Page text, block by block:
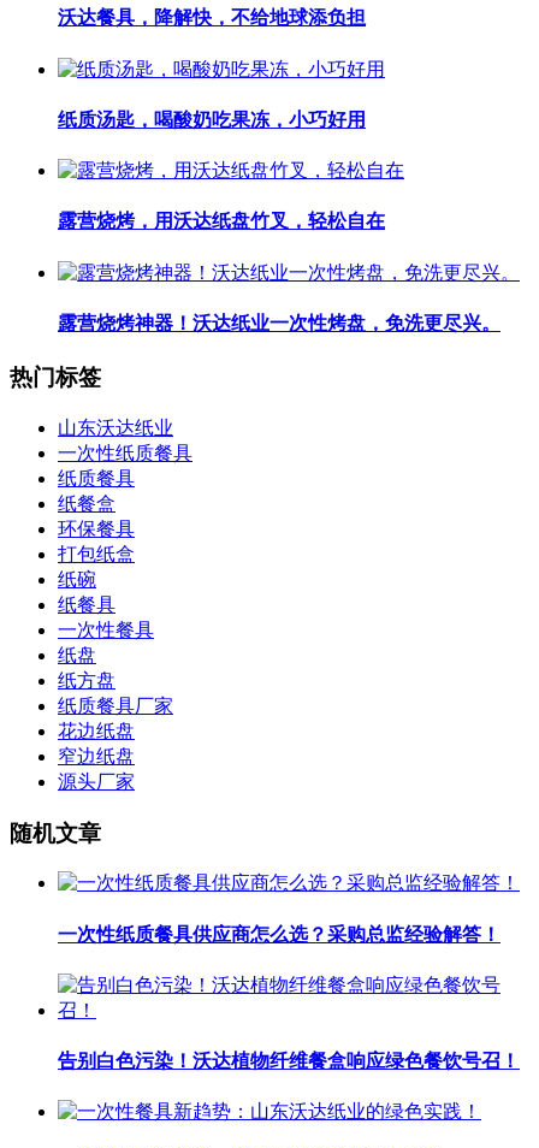
沃达餐具，降解快，不给地球添负担
纸质汤匙，喝酸奶吃果冻，小巧好用
露营烧烤，用沃达纸盘竹叉，轻松自在
露营烧烤神器！沃达纸业一次性烤盘，免洗更尽兴。
热门标签
山东沃达纸业
一次性纸质餐具
纸质餐具
纸餐盒
环保餐具
打包纸盒
纸碗
纸餐具
一次性餐具
纸盘
纸方盘
纸质餐具厂家
花边纸盘
窄边纸盘
源头厂家
随机文章
一次性纸质餐具供应商怎么选？采购总监经验解答！
告别白色污染！沃达植物纤维餐盒响应绿色餐饮号召！